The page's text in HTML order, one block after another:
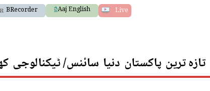
Live
Aaj English
BRecorder
تازہ ترین پاکستان دنیا سائنس/ ٹیکنالوجی